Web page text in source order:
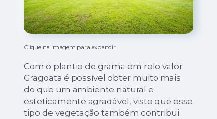
Clique na imagem para expandir
Com o plantio de grama em rolo valor
Gragoata é possível obter muito mais
do que um ambiente natural e
esteticamente agradável, visto que esse
tipo de vegetação também contribui